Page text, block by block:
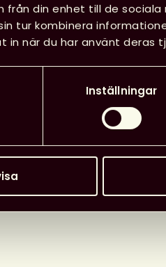
från din enhet till de
tur kombinera
in när du har använt deras
Inställningar
–www.forlaggare.se
försäljning av barn- och
som bland andra
till, är säkert en
Jenny Nilsson.